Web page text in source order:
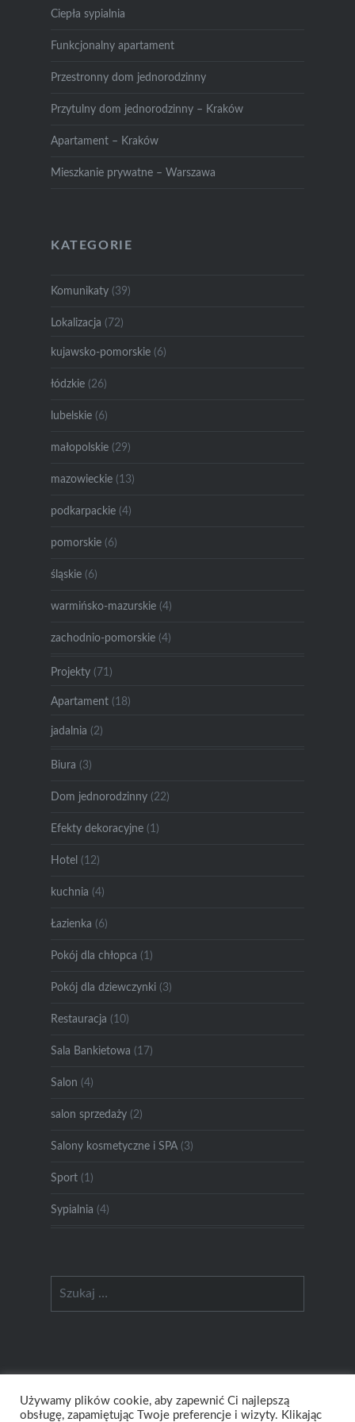
Ciepła sypialnia
Funkcjonalny apartament
Przestronny dom jednorodzinny
Przytulny dom jednorodzinny – Kraków
Apartament – Kraków
Mieszkanie prywatne – Warszawa
KATEGORIE
Komunikaty(39)
Lokalizacja (72)
kujawsko-pomorskie(6)
łódzkie(26)
lubelskie(6)
małopolskie(29)
mazowieckie(13)
podkarpackie(4)
pomorskie(6)
śląskie(6)
warmińsko-mazurskie(4)
zachodnio-pomorskie(4)
Projekty(71)
Apartament(18)
jadalnia (2)
Biura (3)
Dom jednorodzinny(22)
Efekty dekoracyjne(1)
Hotel (12)
kuchnia (4)
Łazienka (6)
Pokój dla chłopca (1)
Pokój dla dziewczynki(3)
Restauracja (10)
Sala Bankietowa (17)
Salon (4)
salon sprzedaży(2)
Salony kosmetyczne i SPA(3)
Sport(1)
Sypialnia (4)
Używamy plików cookie, aby zapewnić Ci najlepszą
obsługę, zapamiętując Twoje preferencje i wizyty. Klikając